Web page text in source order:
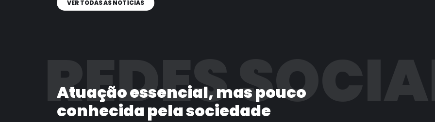
VER TODAS AS NOTÍCIAS
REDES
Atuação essencial, mas pouco
conhecida pela sociedade